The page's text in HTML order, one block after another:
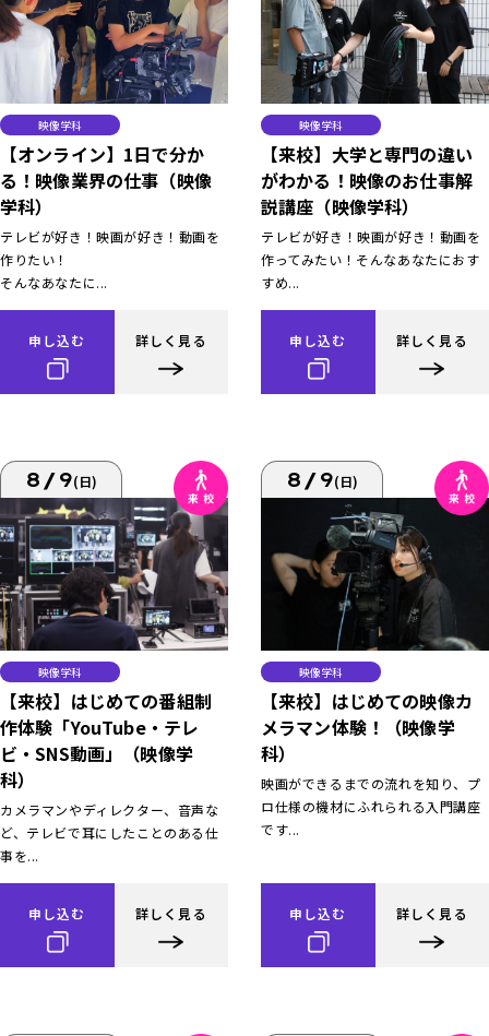
映像学科
【オンライン】1日で分か
る！映像業界の仕事（映像
学科）
テレビが好き！映画が好き！動画を
作りたい！
そんなあなたに...
申し込む 詳しく見る
映像学科
【来校】大学と専門の違い
がわかる！映像のお仕事解
説講座（映像学科）
テレビが好き！映画が好き！動画を
作ってみたい！そんなあなたにおす
すめ...
申し込む 詳しく見る
8/9(日)
映像学科
【来校】はじめての番組制
作体験「YouTube・テレ
ビ・SNS動画」（映像学
科）
カメラマンやディレクター、音声な
ど、テレビで耳にしたことのある仕
事を...
申し込む 詳しく見る
8/9(日)
映像学科
【来校】はじめての映像カ
メラマン体験！（映像学
科）
映画ができるまでの流れを知り、プ
ロ仕様の機材にふれられる入門講座
です...
申し込む 詳しく見る